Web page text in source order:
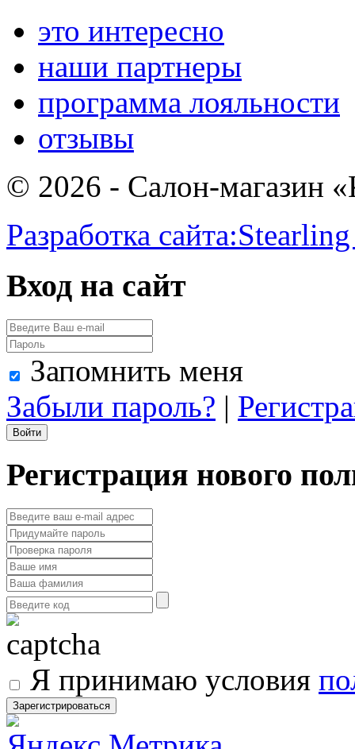
это интересно
наши партнеры
программа лояльности
отзывы
© 2026 - Салон-магазин
Разработка сайта:
Вход на сайт
Запомнить меня
Забыли пароль? |
Регистрация нового
Я принимаю условия